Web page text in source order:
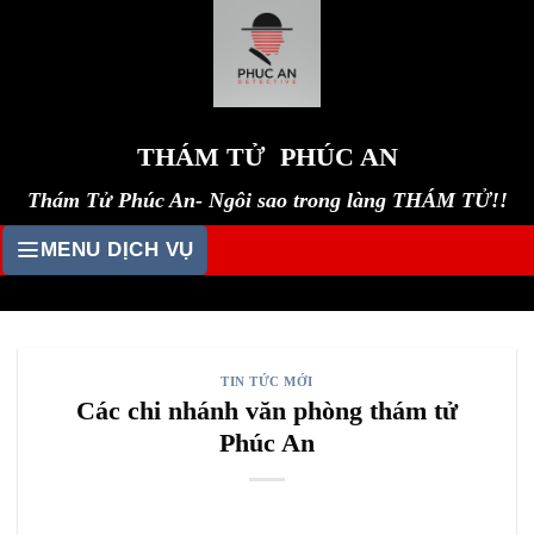
THÁM TỬ PHÚC AN
Thám Tử Phúc An- Ngôi sao trong làng THÁM TỬ!!
MENU DỊCH VỤ
TIN TỨC MỚI
Các chi nhánh văn phòng thám tử
Phúc An